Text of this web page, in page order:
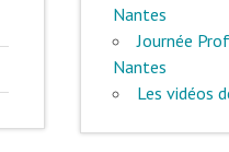
Nantes
Journée
Nantes
Les vidéos